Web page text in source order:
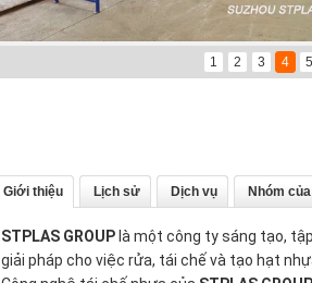
1 2 3 4 5
Giới thiệu Lịch sử Dịch vụ Nhóm
STPLAS GROUP là một công ty sáng tạo,
giải pháp cho việc rửa, tái chế và tạo hạt